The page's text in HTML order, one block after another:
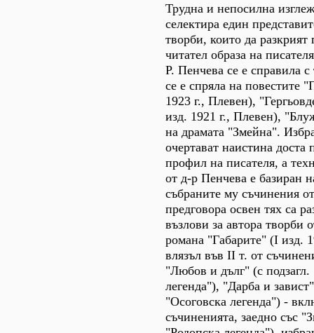
Трудна и непосилна
селектира един
творби, които да
читател образа на
Р. Пенчева се е справила
се е спряла на повестите
1923 г., Плевен),
изд. 1921 г., Плевен),
на драмата "Змейна".
очертават наистина доста
профил на писателя, а
от д-р Пенчева е базиран
събраните му съчинения
предговора освен тях са
възлови за автора творби
романа "Габарите" (I изд.
влязъл във II т. от
"Любов и дълг" (с
легенда"), "Дарба и
"Осоговска легенда") -
съчиненията, заедно със